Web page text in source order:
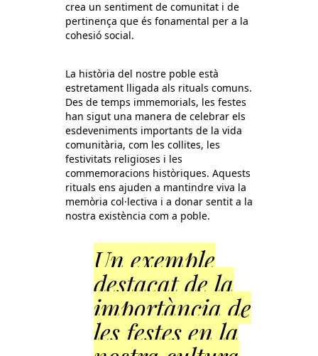
crea un sentiment de comunitat i de
pertinença que és fonamental per a la
cohesió social.
La història del nostre poble està
estretament lligada als rituals comuns.
Des de temps immemorials, les festes
han sigut una manera de celebrar els
esdeveniments importants de la vida
comunitària, com les collites, les
festivitats religioses i les
commemoracions històriques. Aquests
rituals ens ajuden a mantindre viva la
memòria col·lectiva i a donar sentit a la
nostra existència com a poble.
Un exemple
destacat de la
importància de
les festes en la